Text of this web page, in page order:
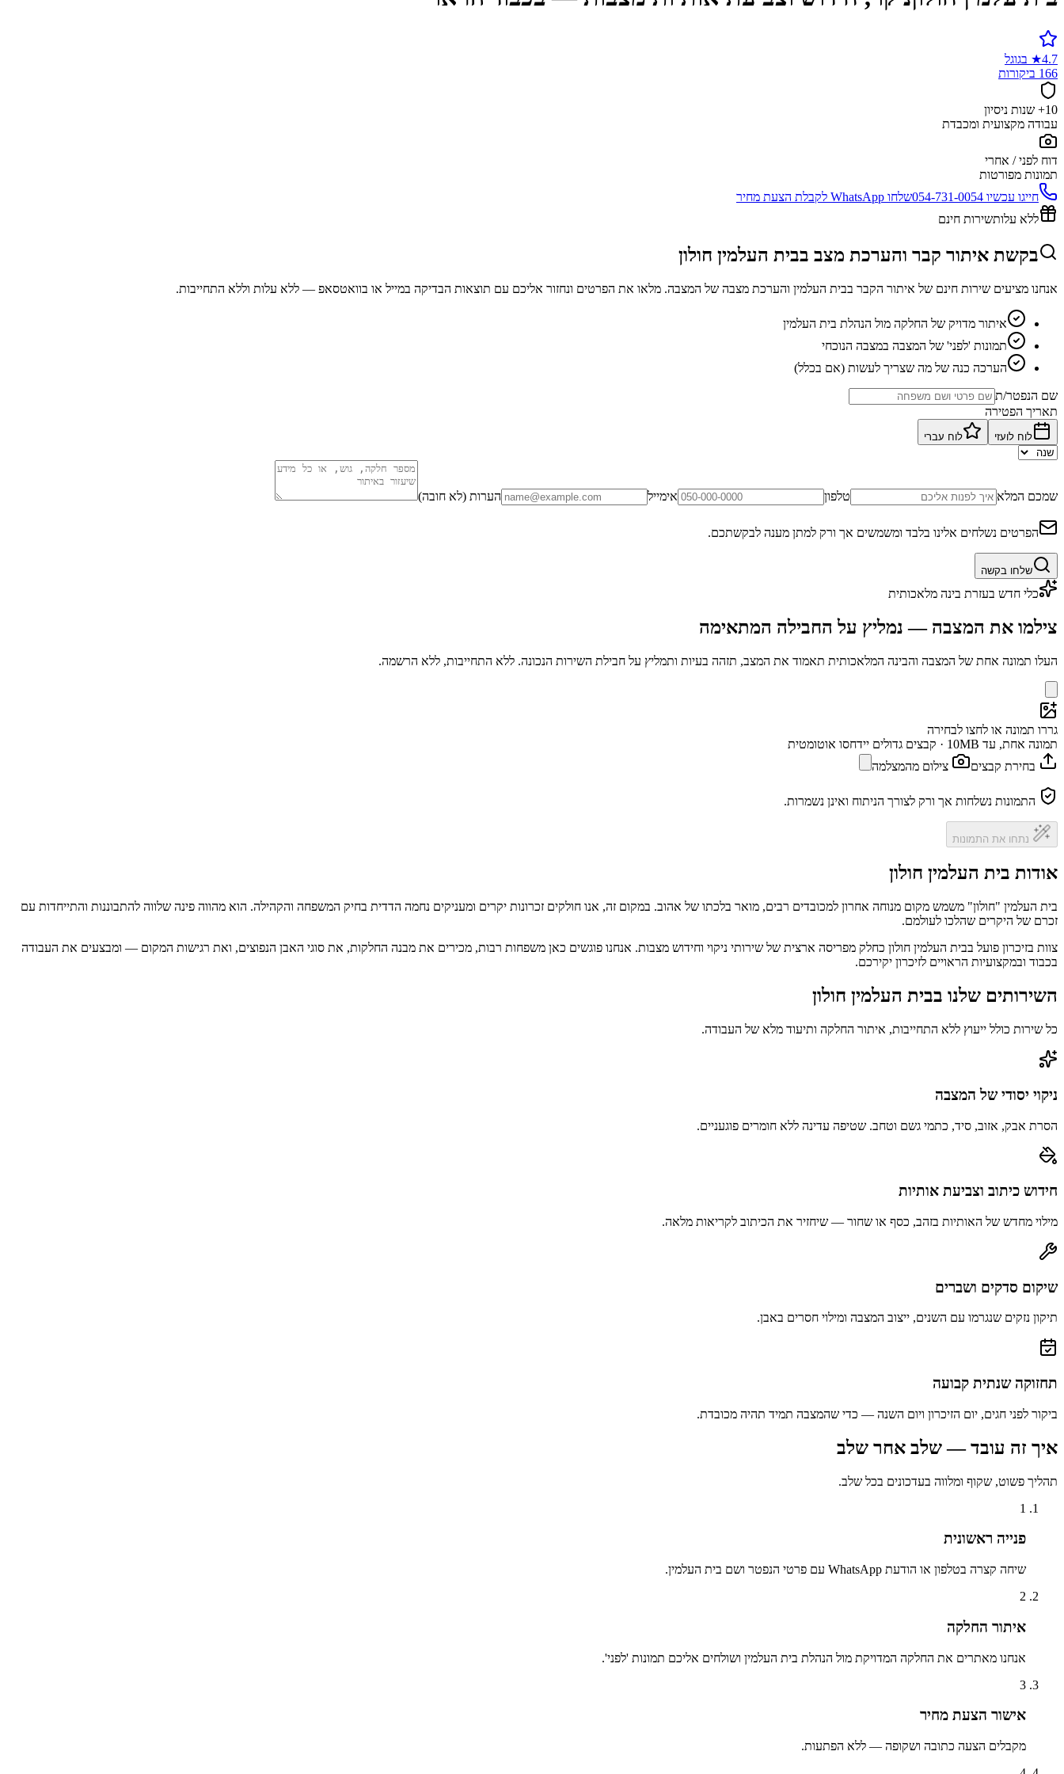
4.7
★ בגוגל
166 ביקורות
10+ שנות ניסיון
עבודה מקצועית ומכבדת
דוח לפני / אחרי
תמונות מפורטות
חייגו עכשיו 054-731-0054שלחו WhatsApp לקבלת הצעת מחיר
ללא עלותשירות חינם
בקשת איתור קבר והערכת מצב בבית העלמין חולון
אנחנו מציעים שירות חינם של איתור הקבר בבית העלמין והערכת מצבה של המצבה. מלאו את הפרטים ונחזור אליכם עם תוצאות הבדיקה במייל או בוואטסאפ — ללא עלות וללא התחייבות.
איתור מדויק של החלקה מול הנהלת בית העלמין
תמונות 'לפני' של המצבה במצבה הנוכחי
הערכה כנה של מה שצריך לעשות (אם בכלל)
שם הנפטר/ת
תאריך הפטירה
לוח לועזי לוח עברי
שמכם המלא טלפון אימייל הערות (לא חובה)
הפרטים נשלחים אלינו בלבד ומשמשים אך ורק למתן מענה לבקשתכם.
שלחו בקשה
כלי חדש בעזרת בינה מלאכותית
צילמו את המצבה — נמליץ על החבילה המתאימה
העלו תמונה אחת של המצבה והבינה המלאכותית תאמוד את המצב, תזהה בעיות ותמליץ על חבילת השירות הנכונה. ללא התחייבות, ללא הרשמה.
גררו תמונה או לחצו לבחירה
תמונה אחת, עד 10MB · קבצים גדולים יידחסו אוטומטית
בחירת קבצים
צילום מהמצלמה
התמונות נשלחות אך ורק לצורך הניתוח ואינן נשמרות.
נתחו את התמונות
אודות בית העלמין חולון
בית העלמין "חולון" משמש מקום מנוחה אחרון למכובדים רבים, מואר בלכתו של אהוב. במקום זה, אנו חולקים זכרונות יקרים ומעניקים נחמה הדדית בחיק המשפחה והקהילה. הוא מהווה פינה שלווה להתבוננות והתייחדות עם
זכרם של היקרים שהלכו לעולמם.
צוות בזיכרון פועל בבית העלמין חולון כחלק מפריסה ארצית של שירותי ניקוי וחידוש מצבות. אנחנו פוגשים כאן משפחות רבות, מכירים את מבנה החלקות, את סוגי האבן הנפוצים, ואת רגישות המקום — ומבצעים את העבודה
בכבוד ובמקצועיות הראויים לזיכרון יקירכם.
השירותים שלנו בבית העלמין חולון
כל שירות כולל ייעוץ ללא התחייבות, איתור החלקה ותיעוד מלא של העבודה.
ניקוי יסודי של המצבה
הסרת אבק, אזוב, סיד, כתמי גשם וטחב. שטיפה עדינה ללא חומרים פוגעניים.
חידוש כיתוב וצביעת אותיות
מילוי מחדש של האותיות בזהב, כסף או שחור — שיחזיר את הכיתוב לקריאות מלאה.
שיקום סדקים ושברים
תיקון נזקים שנגרמו עם השנים, ייצוב המצבה ומילוי חסרים באבן.
תחזוקה שנתית קבועה
ביקור לפני חגים, יום הזיכרון ויום השנה — כדי שהמצבה תמיד תהיה מכובדת.
איך זה עובד — שלב אחר שלב
תהליך פשוט, שקוף ומלווה בעדכונים בכל שלב.
1
פנייה ראשונית
שיחה קצרה בטלפון או הודעת WhatsApp עם פרטי הנפטר ושם בית העלמין.
2
איתור החלקה
אנחנו מאתרים את החלקה המדויקת מול הנהלת בית העלמין ושולחים אליכם תמונות 'לפני'.
3
אישור הצעת מחיר
מקבלים הצעה כתובה ושקופה — ללא הפתעות.